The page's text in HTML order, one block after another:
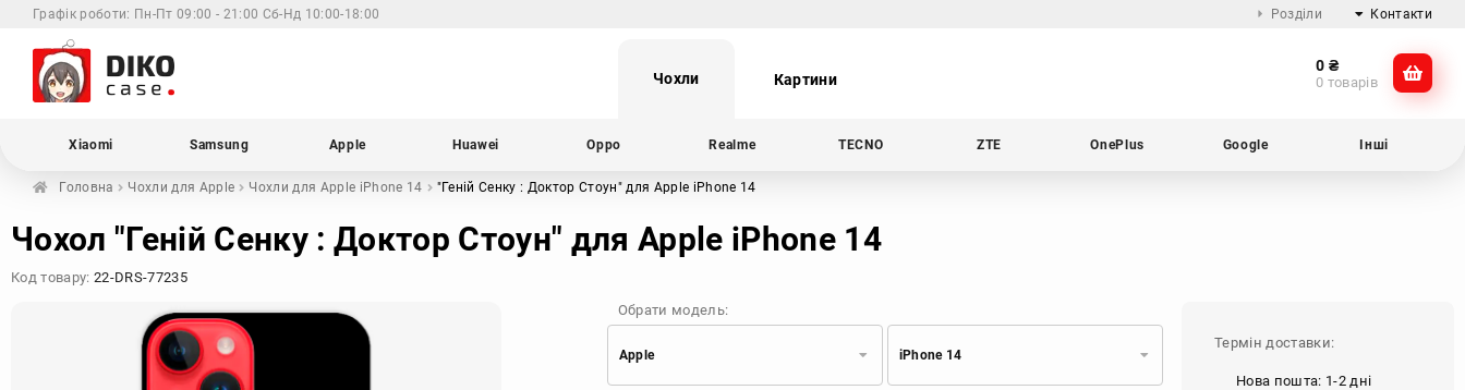
Графік роботи: Пн-Пт 09:00 - 21:00 Сб-Нд 10:00-18:00 Розділи Контакти
@dikocase
Чохли Картини
0 ₴
0 товарів
Xiaomi Samsung Apple Huawei Oppo Realme TECNO ZTE OnePlus Google Інші
Головна Чохли для Apple Чохли для Apple iPhone 14 "Геній Сенку : Доктор Стоун" для Apple iPhone 14
Чохол "Геній Сенку : Доктор Стоун" для Apple iPhone 14
Код товару: 22-DRS-77235
Обрати модель:
Apple iPhone 14
Термін доставки:
Нова пошта: 1-2 дні